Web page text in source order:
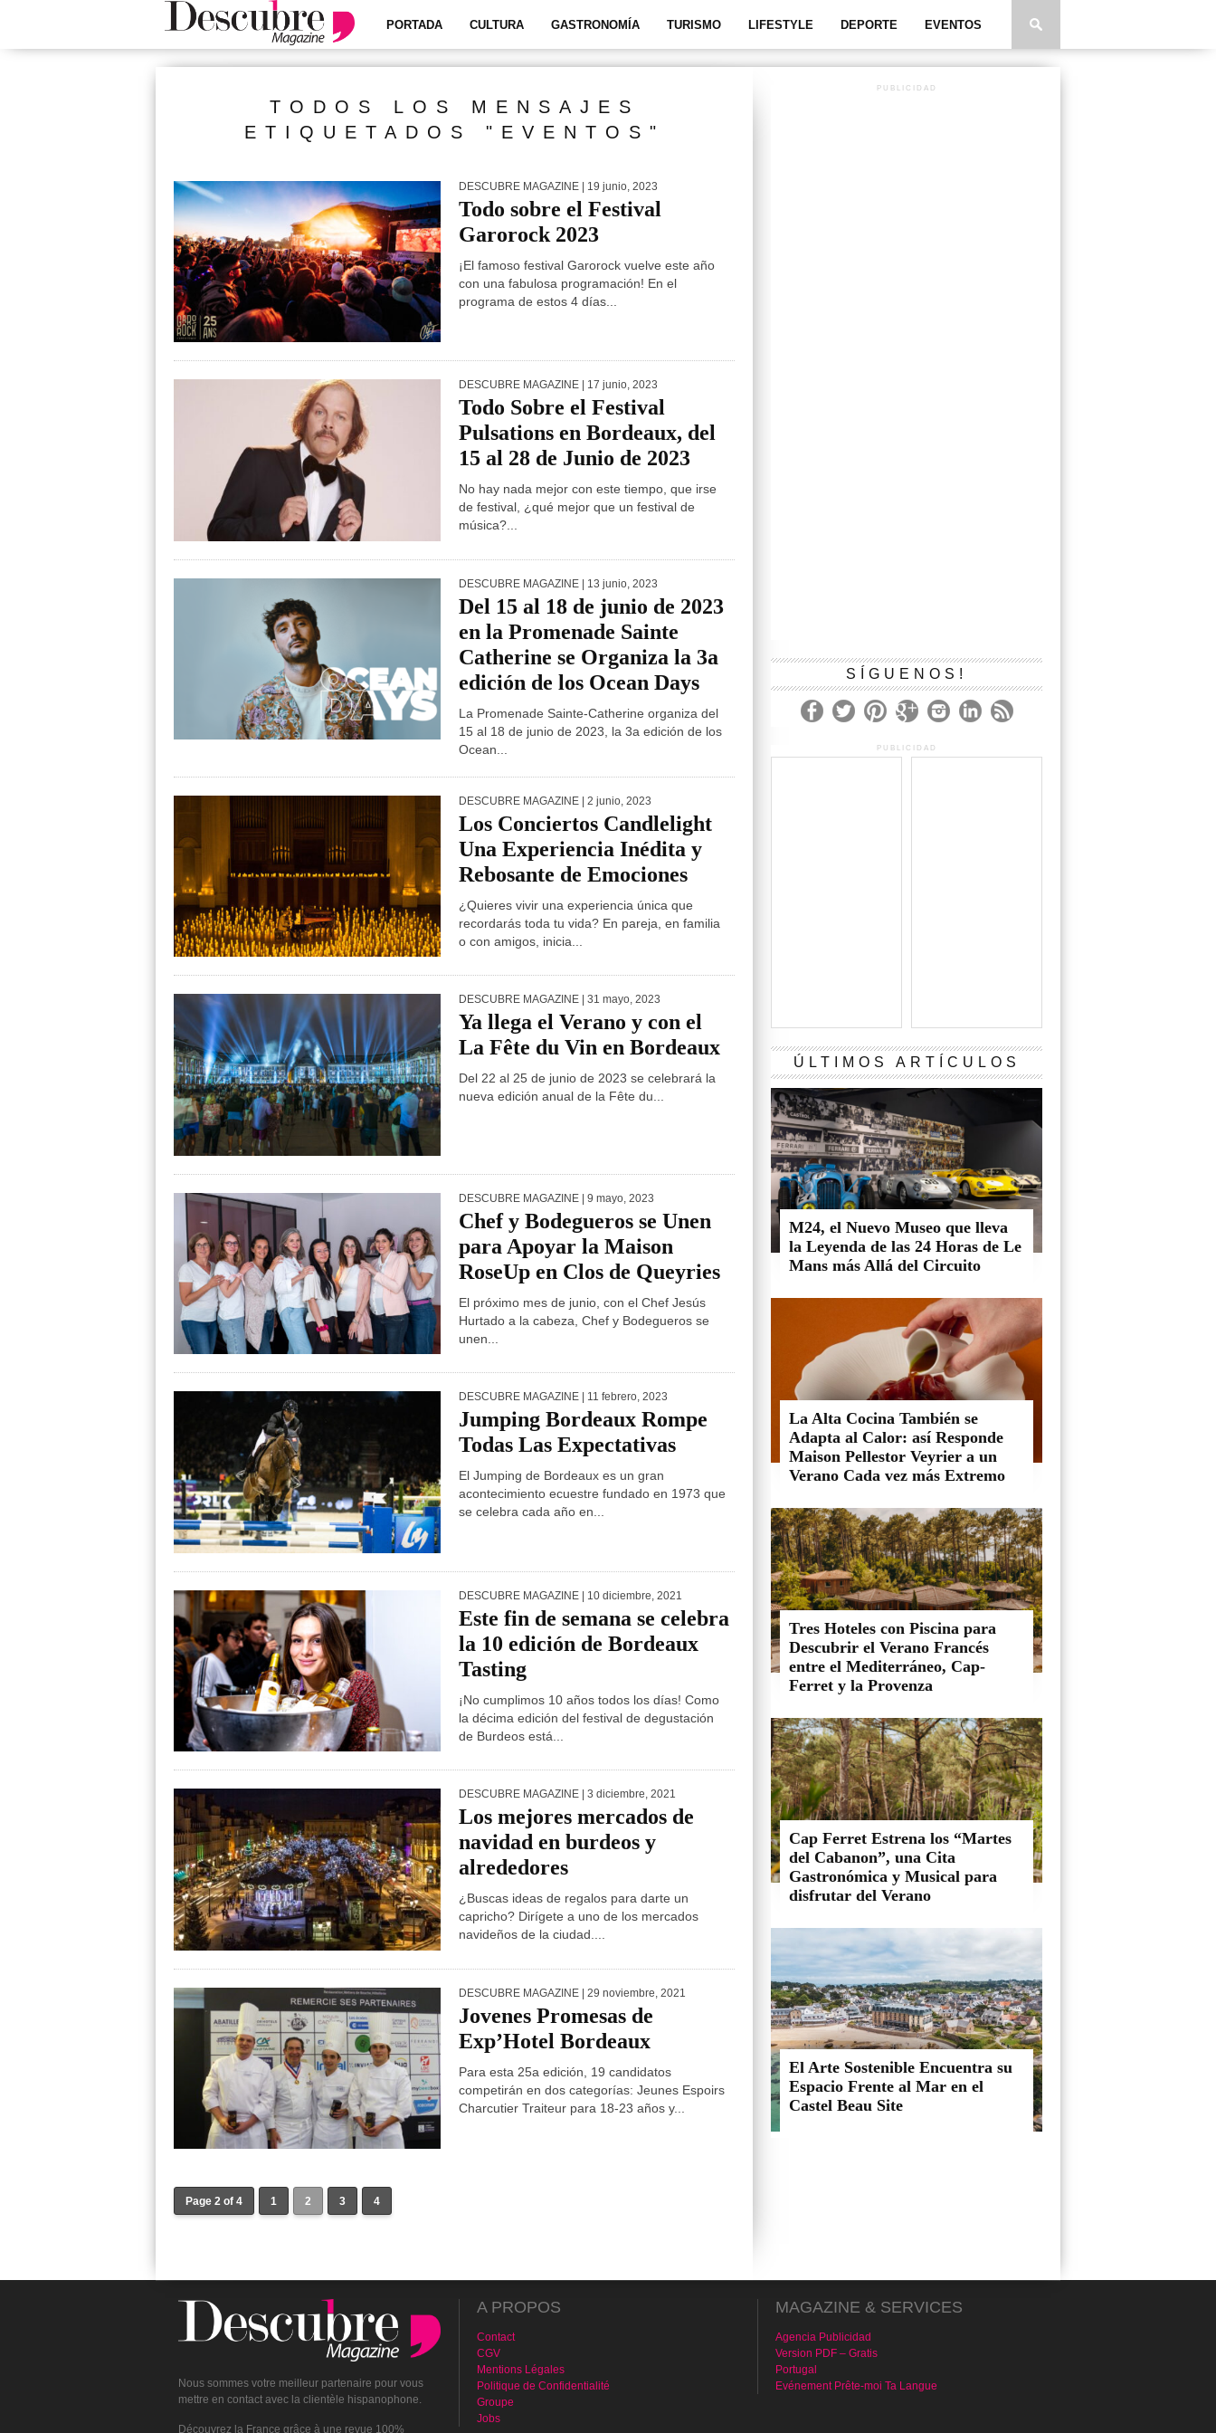
PORTADA CULTURA GASTRONOMÍA TURISMO LIFESTYLE DEPORTE EVENTOS
TODOS LOS MENSAJES
ETIQUETADOS "EVENTOS"
DESCUBRE MAGAZINE | 19 junio, 2023
Todo sobre el Festival
Garorock 2023
¡El famoso festival Garorock vuelve este año
con una fabulosa programación! En el
programa de estos 4 días...
DESCUBRE MAGAZINE | 17 junio, 2023
Todo Sobre el Festival
Pulsations en Bordeaux, del
15 al 28 de Junio de 2023
No hay nada mejor con este tiempo, que irse
de festival, ¿qué mejor que un festival de
música?...
DESCUBRE MAGAZINE | 13 junio, 2023
Del 15 al 18 de junio de 2023
en la Promenade Sainte
Catherine se Organiza la 3a
edición de los Ocean Days
La Promenade Sainte-Catherine organiza del
15 al 18 de junio de 2023, la 3a edición de los
Ocean...
DESCUBRE MAGAZINE | 2 junio, 2023
Los Conciertos Candlelight
Una Experiencia Inédita y
Rebosante de Emociones
¿Quieres vivir una experiencia única que
recordarás toda tu vida? En pareja, en familia
o con amigos, inicia...
DESCUBRE MAGAZINE | 31 mayo, 2023
Ya llega el Verano y con el
La Fête du Vin en Bordeaux
Del 22 al 25 de junio de 2023 se celebrará la
nueva edición anual de la Fête du...
DESCUBRE MAGAZINE | 9 mayo, 2023
Chef y Bodegueros se Unen
para Apoyar la Maison
RoseUp en Clos de Queyries
El próximo mes de junio, con el Chef Jesús
Hurtado a la cabeza, Chef y Bodegueros se
unen...
DESCUBRE MAGAZINE | 11 febrero, 2023
Jumping Bordeaux Rompe
Todas Las Expectativas
El Jumping de Bordeaux es un gran
acontecimiento ecuestre fundado en 1973 que
se celebra cada año en...
DESCUBRE MAGAZINE | 10 diciembre, 2021
Este fin de semana se celebra
la 10 edición de Bordeaux
Tasting
¡No cumplimos 10 años todos los días! Como
la décima edición del festival de degustación
de Burdeos está...
DESCUBRE MAGAZINE | 3 diciembre, 2021
Los mejores mercados de
navidad en burdeos y
alrededores
¿Buscas ideas de regalos para darte un
capricho? Dirígete a uno de los mercados
navideños de la ciudad....
DESCUBRE MAGAZINE | 29 noviembre, 2021
Jovenes Promesas de
Exp’Hotel Bordeaux
Para esta 25a edición, 19 candidatos
competirán en dos categorías: Jeunes Espoirs
Charcutier Traiteur para 18-23 años y...
Page 2 of 4 1 2 3 4
PUBLICIDAD
SÍGUENOS!
PUBLICIDAD
ÚLTIMOS ARTÍCULOS
M24, el Nuevo Museo que lleva
la Leyenda de las 24 Horas de Le
Mans más Allá del Circuito
La Alta Cocina También se
Adapta al Calor: así Responde
Maison Pellestor Veyrier a un
Verano Cada vez más Extremo
Tres Hoteles con Piscina para
Descubrir el Verano Francés
entre el Mediterráneo, Cap-
Ferret y la Provenza
Cap Ferret Estrena los “Martes
del Cabanon”, una Cita
Gastronómica y Musical para
disfrutar del Verano
El Arte Sostenible Encuentra su
Espacio Frente al Mar en el
Castel Beau Site
Nous sommes votre meilleur partenaire pour vous
mettre en contact avec la clientèle hispanophone.
Découvrez la France grâce à une revue 100%
A PROPOS
Contact
CGV
Mentions Légales
Politique de Confidentialité
Groupe
Jobs
MAGAZINE & SERVICES
Agencia Publicidad
Version PDF – Gratis
Portugal
Evénement Prête-moi Ta Langue